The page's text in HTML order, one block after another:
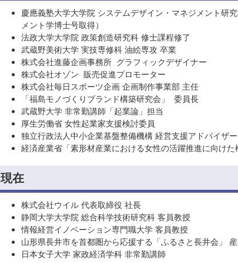
慶應義塾大学大学院 システムデザイン・マネジメント研
メント学博士号取得）
法政大学大学院 政策創造研究科 修士課程修了
武蔵野美術大学 実技専修科 油絵専攻 卒業
株式会社進藤企画事務所 グラフィックデザイナー
株式会社オゾン 販売促進プロモーター
株式会社毎日スポーツ企画 企画制作事業部 主任
「福島モノづくりブランド構築研究会」 委員長
武蔵野大学 非常勤講師「起業論」担当
厚生労働省 女性起業家支援検討委員
独立行政法人中小企業基盤整備機構 経営支援アドバイザー
経済産業省「素形材産業における女性の活躍推進に向けた
現在
株式会社ウイル 代表取締役 社長
静岡大学大学院 総合科学技術研究科 客員教授
情報経営イノベーション専門職大学 客員教授
山形県長井市を首都圏から応援する「ふるさと長井会」
日本女子大学 家政経済学科 非常勤講師